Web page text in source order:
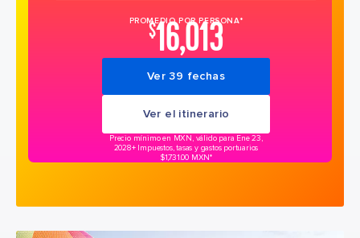
PROMEDIO POR PERSONA*
$16,013
Ver 39 fechas
Ver el itinerario
Precio mínimo en MXN, válido para Ene 23,
2028+ Impuestos, tasas y gastos portuarios
$1,731.00 MXN*